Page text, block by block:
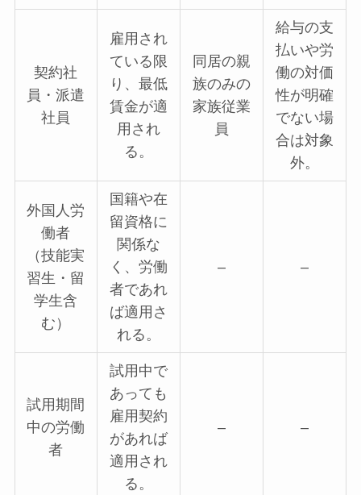
契約社
員・派遣
社員
雇用され
ている限
り、最低
賃金が適
用され
る。
同居の親
族のみの
家族従業
員
給与の支
払いや労
働の対価
性が明確
でない場
合は対象
外。
外国人労
働者
（技能実
習生・留
学生含
む）
国籍や在
留資格に
関係な
く、労働
者であれ
ば適用さ
れる。
– –
試用期間
中の労働
者
試用中で
あっても
雇用契約
があれば
適用され
る。
– –